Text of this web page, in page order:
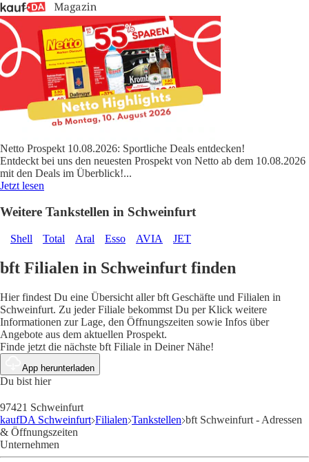
Netto Prospekt 10.08.2026: Sportliche Deals entdecken!
Entdeckt bei uns den neuesten Prospekt von Netto ab dem 10.08.2026
mit den Deals im Überblick!...
Jetzt lesen
Weitere Tankstellen in Schweinfurt
Shell Total Aral Esso AVIA JET
bft Filialen in Schweinfurt finden
Hier findest Du eine Übersicht aller bft Geschäfte und Filialen in
Schweinfurt. Zu jeder Filiale bekommst Du per Klick weitere
Informationen zur Lage, den Öffnungszeiten sowie Infos über
Angebote aus dem aktuellen Prospekt.
Finde jetzt die nächste bft Filiale in Deiner Nähe!
App herunterladen
Du bist hier
97421 Schweinfurt
kaufDA Schweinfurt Filialen Tankstellen bft Schweinfurt - Adressen
& Öffnungszeiten
Unternehmen